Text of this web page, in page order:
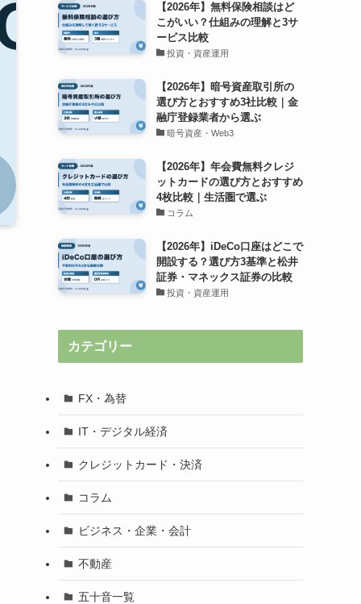
【2026年】無料保険相談はど
こがいい？仕組みの理解と3サ
ービス比較
投資・資産運用
【2026年】暗号資産取引所の
選び方とおすすめ3社比較｜金
融庁登録業者から選ぶ
暗号資産・Web3
【2026年】年会費無料クレジ
ットカードの選び方とおすすめ
4枚比較｜生活圏で選ぶ
コラム
【2026年】iDeCo口座はどこで
開設する？選び方3基準と松井
証券・マネックス証券の比較
投資・資産運用
カテゴリー
FX・為替
IT・デジタル経済
クレジットカード・決済
コラム
ビジネス・企業・会計
不動産
五十音一覧